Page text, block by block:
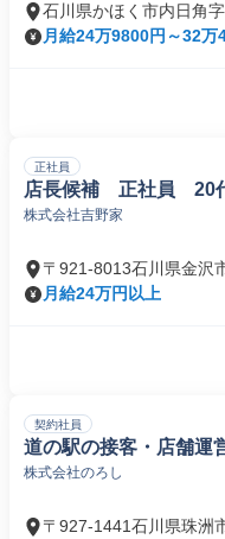
く店石川県かほく市内日角
月給24万9800円～32万
正社員
店長候補 正社員 20
株式会社吉野家
〒921-8013石川県金沢
月給24万円以上
契約社員
道の駅の接客・店舗運
株式会社のろし
〒927-1441石川県珠洲